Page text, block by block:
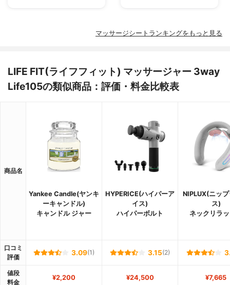
マッサージシートランキングをもっと見る
LIFE FIT(ライフフィット) マッサージャー 3way
Life105の類似商品：評価・料金比較表
商品名
Yankee Candle(ヤンキ
ーキャンドル)
キャンドル ジャー
HYPERICE(ハイパーア
イス)
ハイパーボルト
NIPLUX(ニッ
ス)
ネックリラ
口コミ
評価
3.09(1) 3.15(2)
値段
料金
¥2,200 ¥24,500 ¥7,665